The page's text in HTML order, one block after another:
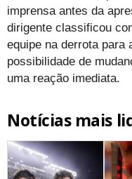
imprensa antes da
dirigente classificou
equipe na derrota para
possibilidade de
uma reação imediata.
Notícias mais